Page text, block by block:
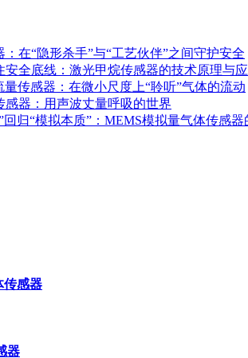
：在“隐形杀手”与“工艺伙伴”之间守护安全
安全底线：激光甲烷传感器的技术原理与应
量传感器：在微小尺度上“聆听”气体的流动
感器：用声波丈量呼吸的世界
回归“模拟本质”：MEMS模拟量气体传感
传感器
器